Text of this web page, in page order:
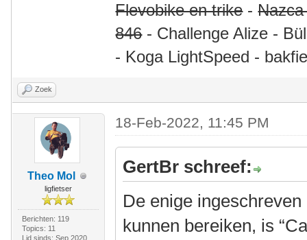
Flevobike en trike-
846- Challenge Alize -
- Koga LightSpeed -
Zoek
Theo Mol
ligfietser
Berichten: 119
Topics: 11
Lid sinds: Sep 2020
18-Feb-2022, 11:45 PM
GertBr schreef:
De enige
kunnen bereiken, is